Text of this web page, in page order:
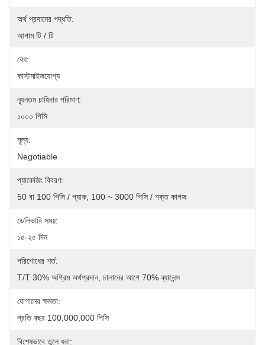
অর্থ প্রদানের পদ্ধতি:
আগাম টি / টি
বেধ:
কাস্টমাইজযোগ্য
ন্যূনতম চাহিদার পরিমাণ:
১০০০ পিসি
মূল্য:
Negotiable
প্যাকেজিং বিবরণ:
50 বা 100 পিসি / প্যাক, 100 ~ 3000 পিসি / শক্ত কাগজ
ডেলিভারি সময়:
১৫-২৫ দিন
পরিশোধের শর্ত:
T/T 30% অগ্রিম অর্থপ্রদান, চালানের আগে 70% ব্যালেন্স
যোগানের ক্ষমতা:
প্রতি বছর 100,000,000 পিসি
বিশেষভাবে তুলে ধরা: